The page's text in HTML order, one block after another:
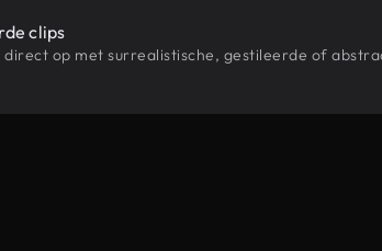
clips
direct op met surrealistische, gestileerde of